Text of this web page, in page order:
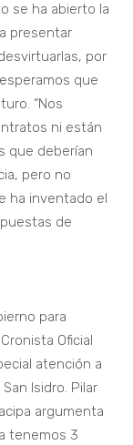
se ha abierto la
presentar
por
que
“Nos
ni están
que deberían
pero no
ha inventado el
de
para
Oficial
atención a
Isidro. Pilar
argumenta
tenemos 3